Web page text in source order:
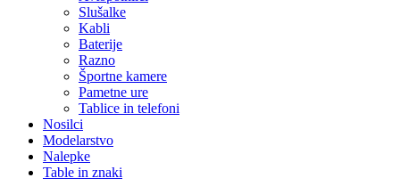
Slušalke
Kabli
Baterije
Razno
Športne kamere
Pametne ure
Tablice in telefoni
Nosilci
Modelarstvo
Nalepke
Table in znaki